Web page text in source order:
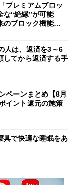
プレミアムブロッ
な“絶縁”が可能
ブロック機能と
人は、返済を3～6
してから返済する手
ペーンまとめ【8月
イント還元の施策
具で快適な睡眠をあ